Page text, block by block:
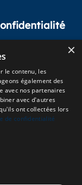
légales
×
le contenu, les
également des
avec nos partenaires
avec d'autres
ont collectées lors
de confidentialité